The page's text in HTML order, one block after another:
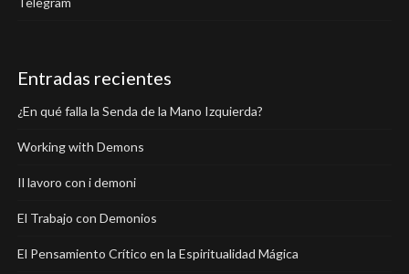
Entradas recientes
¿En qué falla la Senda de la Mano Izquierda?
Working with Demons
Il lavoro con i demoni
El Trabajo con Demonios
El Pensamiento Crítico en la Espiritualidad Mágica